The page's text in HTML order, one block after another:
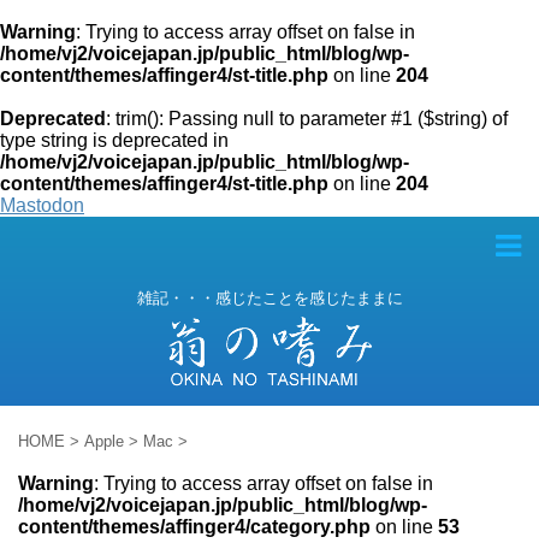
Warning: Trying to access array offset on false in
/home/vj2/voicejapan.jp/public_html/blog/wp-
content/themes/affinger4/st-title.php on line 204
Deprecated : trim(): Passing null to parameter #1 ($string) of
type string is deprecated in
/home/vj2/voicejapan.jp/public_html/blog/wp-
content/themes/affinger4/st-title.php on line 204
Mastodon
雑記・・・感じたことを感じたままに
HOME > Apple > Mac >
Warning: Trying to access array offset on false in
/home/vj2/voicejapan.jp/public_html/blog/wp-
content/themes/affinger4/category.php on line 53